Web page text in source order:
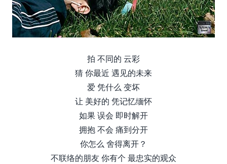
拍 不同的 云彩
猜 你最近 遇见的未来
爱 凭什么 变坏
让 美好的 凭记忆缅怀
如果 误会 即时解开
拥抱 不会 痛到分开
你怎么 舍得离开？
不联络的朋友 你有个 最忠实的观众